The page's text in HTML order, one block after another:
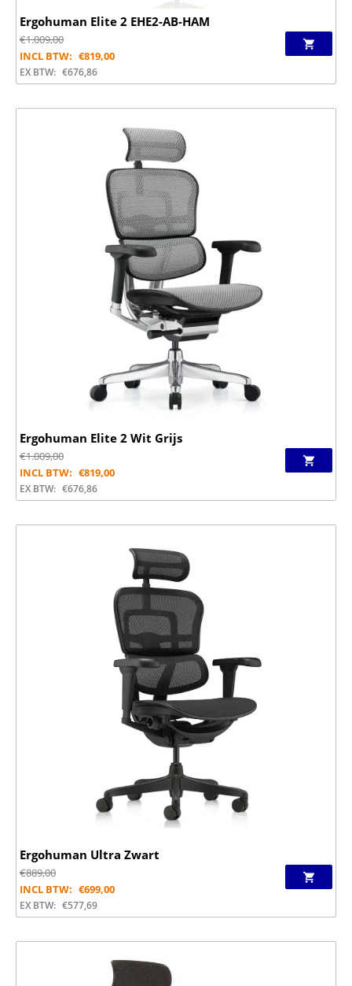
Ergohuman Elite 2 EHE2-AB-HAM
€1.009,00
INCL BTW: €819,00
EX BTW: €676,86
Ergohuman Elite 2 Wit Grijs
€1.009,00
INCL BTW: €819,00
EX BTW: €676,86
Ergohuman Ultra Zwart
€889,00
INCL BTW: €699,00
EX BTW: €577,69